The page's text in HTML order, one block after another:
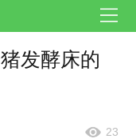
发酵床的
23